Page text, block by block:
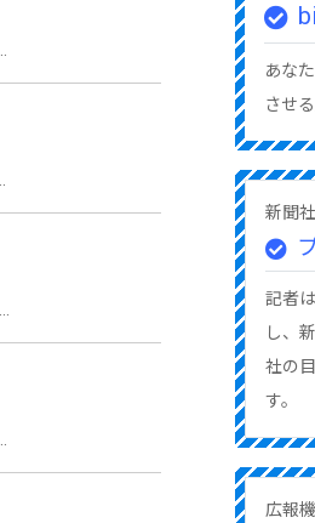
あな
させ
新聞
記者
し、
社の
す。
広報